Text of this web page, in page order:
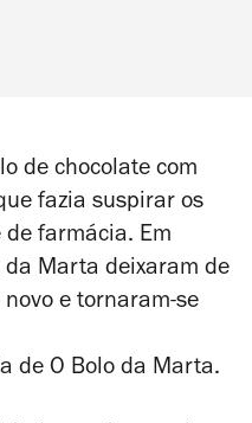
de chocolate com
fazia suspirar os
farmácia. Em
Marta deixaram de
e tornaram-se
de O Bolo da Marta.